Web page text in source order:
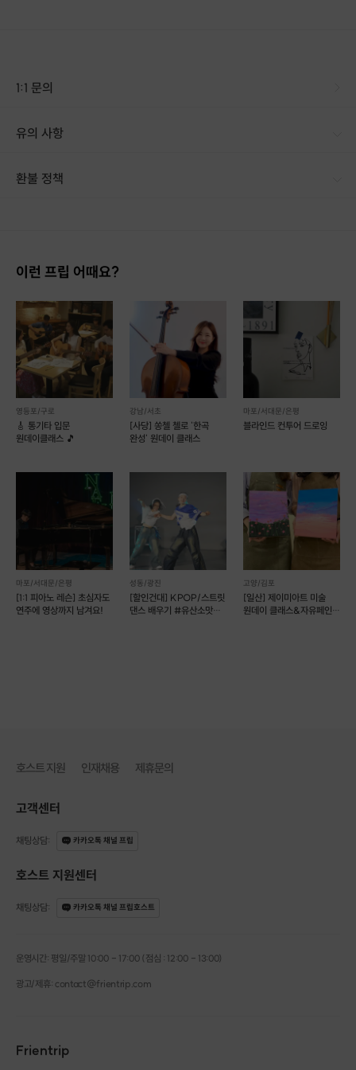
1:1 개별 맞춤
으로 봐드리기 때문에
그림 경험이 없는 초보자분들도
완성도 높은 작품을 가져가실 수 있습니다.
1:1 문의
유의 사항
환불 정책
이런 프립 어때요?
영등포/구로
🎸 통기타 입문
원데이클래스 🎵
강남/서초
[사당] 쏭첼 첼로 '한곡
완성' 원데이 클래스
마포/서대문/은평
블라인드 컨투어 드로잉
마포/서대문/은평
[1:1 피아노 레슨] 초심자도
연주에 영상까지 남겨요!
성동/광진
[할인건대] KPOP/스트릿
댄스 배우기 #유산소맛집
고양/김포
[일산] 제이미아트 미술
원데이 클래스&자유페인팅
호스트 지원 인재채용 제휴문의
고객센터
채팅상담: 카카오톡 채널 프립
호스트 지원센터
채팅상담: 카카오톡 채널 프립호스트
운영시간: 평일/주말 10:00 - 17:00 (점심 : 12:00 - 13:00)
광고/제휴: contact@frientrip.com
Frientrip